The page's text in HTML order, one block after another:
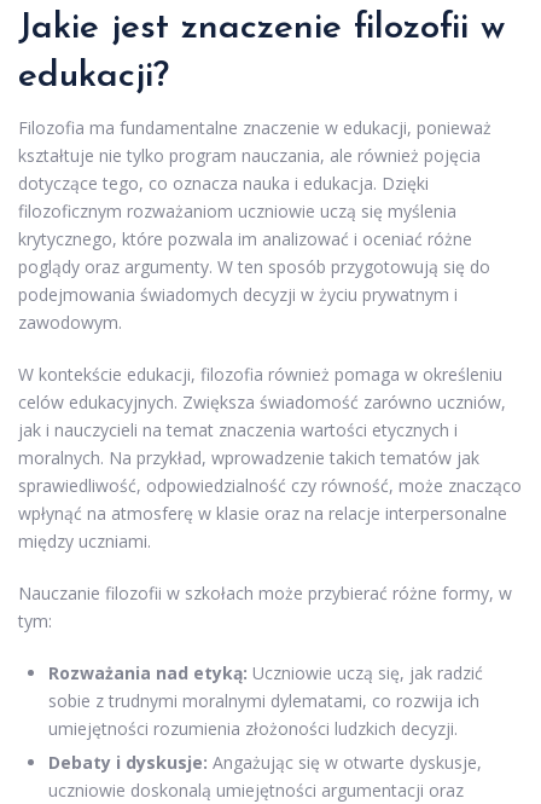
Jakie jest znaczenie filozofii w
edukacji?
Filozofia ma fundamentalne znaczenie w edukacji, ponieważ
kształtuje nie tylko program nauczania, ale również pojęcia
dotyczące tego, co oznacza nauka i edukacja. Dzięki
filozoficznym rozważaniom uczniowie uczą się myślenia
krytycznego, które pozwala im analizować i oceniać różne
poglądy oraz argumenty. W ten sposób przygotowują się do
podejmowania świadomych decyzji w życiu prywatnym i
zawodowym.
W kontekście edukacji, filozofia również pomaga w określeniu
celów edukacyjnych. Zwiększa świadomość zarówno uczniów,
jak i nauczycieli na temat znaczenia wartości etycznych i
moralnych. Na przykład, wprowadzenie takich tematów jak
sprawiedliwość, odpowiedzialność czy równość, może znacząco
wpłynąć na atmosferę w klasie oraz na relacje interpersonalne
między uczniami.
Nauczanie filozofii w szkołach może przybierać różne formy, w
tym:
Rozważania nad etyką: Uczniowie uczą się, jak radzić
sobie z trudnymi moralnymi dylematami, co rozwija ich
umiejętności rozumienia złożoności ludzkich decyzji.
Debaty i dyskusje: Angażując się w otwarte dyskusje,
uczniowie doskonalą umiejętności argumentacji oraz